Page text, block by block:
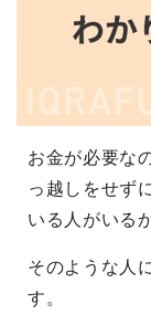
お金が必要な
っ越しをせず
いる人がいる
そのような人
す。